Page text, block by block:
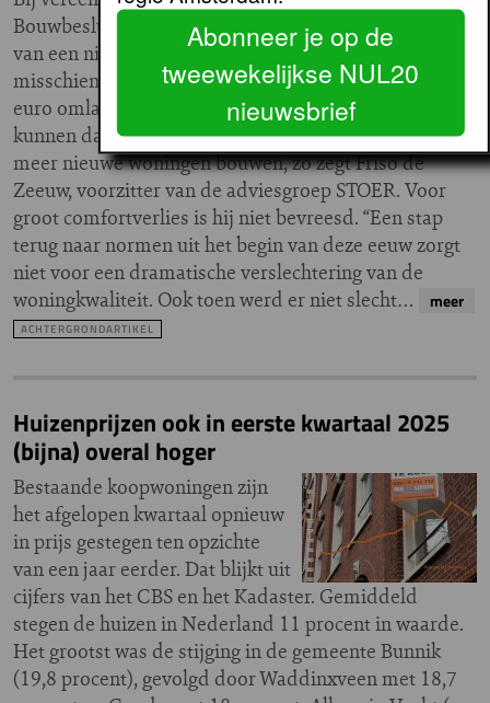
Bouwbesluit (BBL) kan de prijs
van een nieuwbouwwoning met
misschien wel dertigduizend
euro omlaag. Woningcorporaties
kunnen dan bij gelijkblijvende investeringskracht veel
meer nieuwe woningen bouwen, zo zegt Friso de
Zeeuw, voorzitter van de adviesgroep STOER. Voor
groot comfortverlies is hij niet bevreesd. “Een stap
terug naar normen uit het begin van deze eeuw zorgt
niet voor een dramatische verslechtering van de
woningkwaliteit. Ook toen werd er niet slecht…
meer
ACHTERGRONDARTIKEL
Huizenprijzen ook in eerste kwartaal 2025
(bijna) overal hoger
Bestaande koopwoningen zijn
het afgelopen kwartaal opnieuw
in prijs gestegen ten opzichte
van een jaar eerder. Dat blijkt uit
cijfers van het CBS en het Kadaster. Gemiddeld
stegen de huizen in Nederland 11 procent in waarde.
Het grootst was de stijging in de gemeente Bunnik
(19,8 procent), gevolgd door Waddinxveen met 18,7
Abonneer je op de
tweewekelijkse NUL20
nieuwsbrief